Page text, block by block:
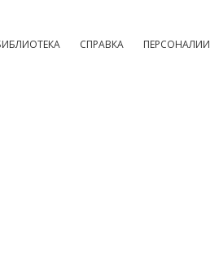
СПРАВКА ПЕРСОНАЛИИ